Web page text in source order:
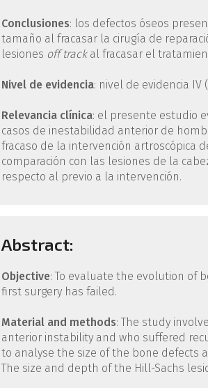
Conclusiones: los defectos óseos
tamaño al fracasar la cirugía de
lesiones off trackal fracasar el
Nivel de evidencia: nivel de evidencia IV
Relevancia clínica: el presente estudio
casos de inestabilidad anterior de
fracaso de la intervención artroscópica
comparación con las lesiones de la
respecto al previo a la intervención.
Abstract:
Objective: To evaluate the evolution of
first surgery has failed.
Material and methods: The study
anterior instability and who suffered
to analyse the size of the bone defects
The size and depth of the Hill-Sachs